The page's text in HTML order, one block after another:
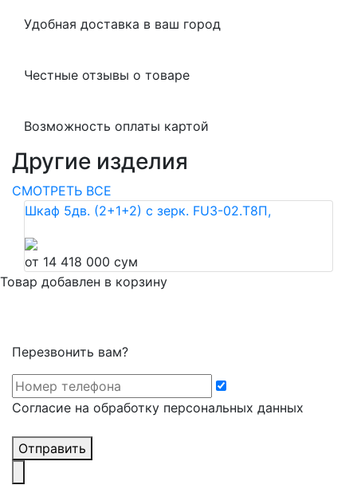
Удобная доставка в ваш город
Честные отзывы о товаре
Возможность оплаты картой
Другие изделия
СМОТРЕТЬ ВСЕ
Шкаф 5дв. (2+1+2) с зерк. FU3-02.Т8П,
от 14 418 000 сум
Товар добавлен в корзину
Перезвонить вам?
Cогласие на обработку персональных данных
Отправить